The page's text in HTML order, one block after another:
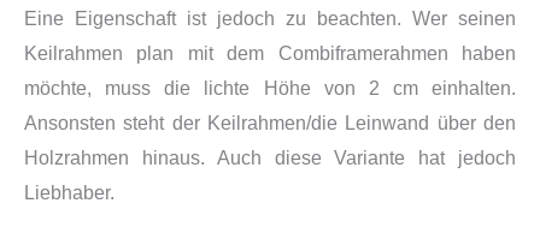
Eine Eigenschaft ist jedoch zu beachten. Wer seinen
Keilrahmen plan mit dem Combiframerahmen haben
möchte, muss die lichte Höhe von 2 cm einhalten.
Ansonsten steht der Keilrahmen/die Leinwand über den
Holzrahmen hinaus. Auch diese Variante hat jedoch
Liebhaber.